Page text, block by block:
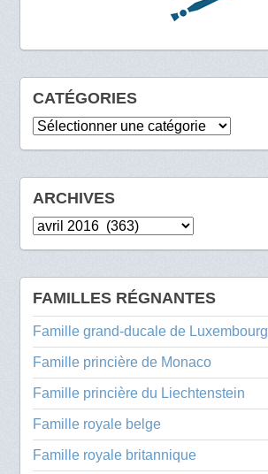
CATÉGORIES
Catégories
ARCHIVES
Archives
FAMILLES RÉGNANTES
Famille grand-ducale de Luxembourg
Famille princière de Monaco
Famille princière du Liechtenstein
Famille royale belge
Famille royale britannique